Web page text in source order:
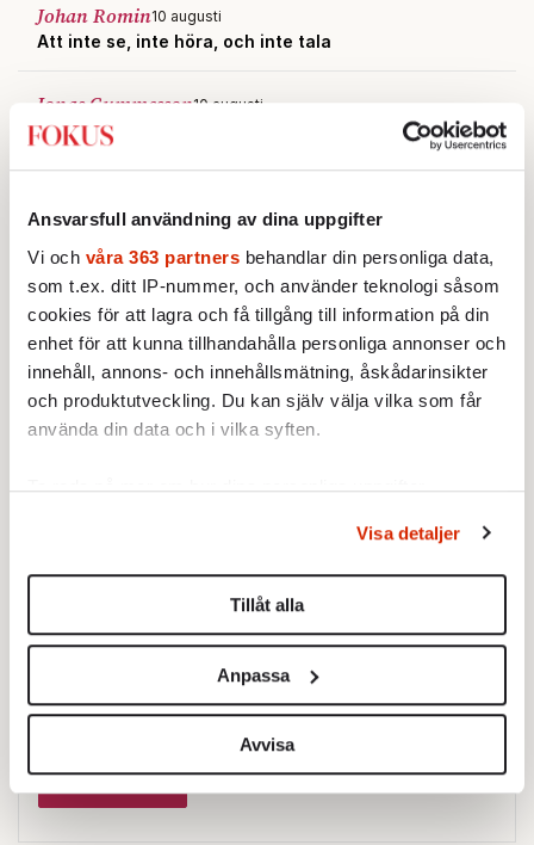
Ansvarsfull användning av dina uppgifter
Vi och våra 363 partners behandlar din personliga data,
som t.ex. ditt IP-nummer, och använder teknologi såsom
cookies för att lagra och få tillgång till information på din
enhet för att kunna tillhandahålla personliga annonser och
innehåll, annons- och innehållsmätning, åskådarinsikter
och produktutveckling. Du kan själv välja vilka som får
använda din data och i vilka syften.
Ta reda på mer om hur dina personliga uppgifter
Du kan ändra eller dra tillbaka ditt samtycke när som
helst från cookie-förklaringen.
Vi använder enhetsidentifierare för att anpassa innehållet
för sociala medier och analysera vår trafik. Vi
vidarebefordrar även sådana identifierare och annan
information från din enhet till de sociala medier och
annons- och analysföretag som vi samarbetar med.
Dessa kan i sin tur kombinera informationen med annan
Visa detaljer
Tillåt alla
Anpassa
Avvisa
Johan Romin10 augusti
Att inte se, inte höra, och inte tala
Jonas Gummesson10 augusti
Ardays avskedsbrev lyser av självgodhet
Jag älskar inte abort
Deniz Eryilmaz9 augusti
En liten påminnelse – folkomröstning är också ett
demokratiskt verktyg
Testa vår valkompass 2026!
Testa här!